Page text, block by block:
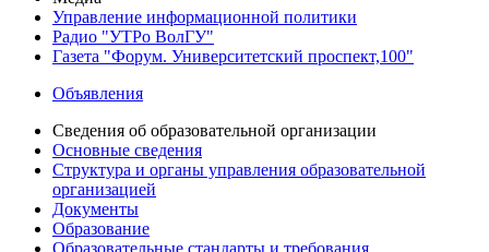
Управление информационной политики
Радио "УТРо ВолГУ"
Газета "Форум. Университетский проспект,100"
Объявления
Сведения об образовательной организации
Основные сведения
Структура и органы управления образовательной
организацией
Документы
Образование